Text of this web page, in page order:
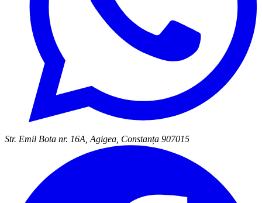
Str. Emil Bota nr. 16A, Agigea, Constanța 907015